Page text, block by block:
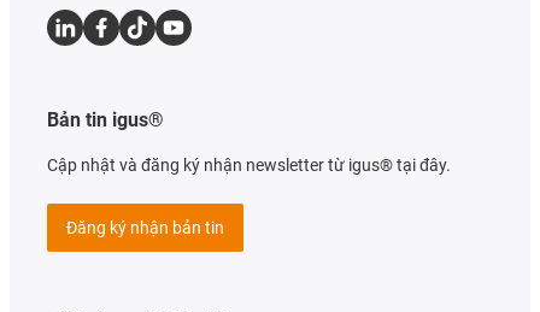
Bản tin igus®
Cập nhật và đăng ký nhận newsletter từ igus® tại đây.
Đăng ký nhận bản tin